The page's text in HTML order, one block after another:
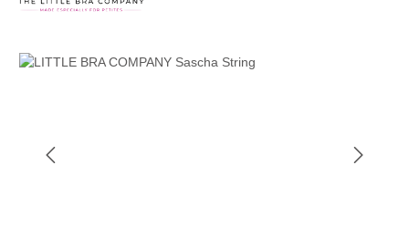
Bildergalerie überspringen